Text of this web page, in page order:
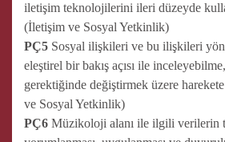
iletişim teknolojilerini ileri düzeyde
(İletişim ve Sosyal Yetkinlik)
PÇ5 Sosyal ilişkileri ve bu ilişkileri
eleştirel bir bakış açısı ile
gerektiğinde değiştirmek üzere
ve Sosyal Yetkinlik)
PÇ6 Müzikoloji alanı ile ilgili verilerin